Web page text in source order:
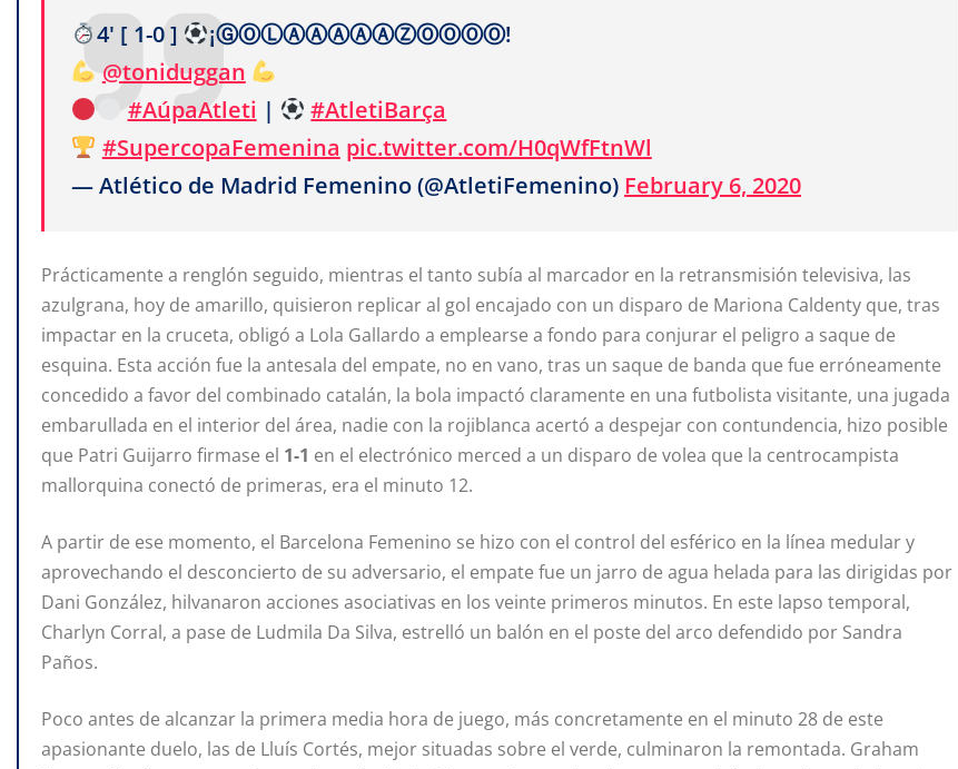
4' [ 1-0 ]
¡ⒼⓄⓁⒶⒶⒶⒶⒶⓏⓄⓄⓄⓄ!
@toniduggan
#AúpaAtleti |
#AtletiBarça
#SupercopaFemenina pic.twitter.com/H0qWfFtnWl
— Atlético de Madrid Femenino (@AtletiFemenino) February 6, 2020
Prácticamente a renglón seguido, mientras el tanto subía al marcador en la retransmisión televisiva, las
azulgrana, hoy de amarillo, quisieron replicar al gol encajado con un disparo de Mariona Caldenty que, tras
impactar en la cruceta, obligó a Lola Gallardo a emplearse a fondo para conjurar el peligro a saque de
esquina. Esta acción fue la antesala del empate, no en vano, tras un saque de banda que fue erróneamente
concedido a favor del combinado catalán, la bola impactó claramente en una futbolista visitante, una jugada
embarullada en el interior del área, nadie con la rojiblanca acertó a despejar con contundencia, hizo posible
que Patri Guijarro firmase el 1-1 en el electrónico merced a un disparo de volea que la centrocampista
mallorquina conectó de primeras, era el minuto 12.
A partir de ese momento, el Barcelona Femenino se hizo con el control del esférico en la línea medular y
aprovechando el desconcierto de su adversario, el empate fue un jarro de agua helada para las dirigidas por
Dani González, hilvanaron acciones asociativas en los veinte primeros minutos. En este lapso temporal,
Charlyn Corral, a pase de Ludmila Da Silva, estrelló un balón en el poste del arco defendido por Sandra
Paños.
Poco antes de alcanzar la primera media hora de juego, más concretamente en el minuto 28 de este
apasionante duelo, las de Lluís Cortés, mejor situadas sobre el verde, culminaron la remontada. Graham